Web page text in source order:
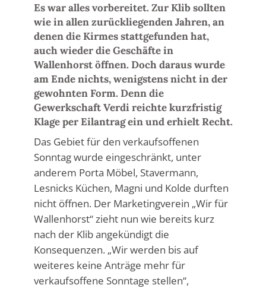
Es war alles vorbereitet. Zur Klib sollten
wie in allen zurückliegenden Jahren, an
denen die Kirmes stattgefunden hat,
auch wieder die Geschäfte in
Wallenhorst öffnen. Doch daraus wurde
am Ende nichts, wenigstens nicht in der
gewohnten Form. Denn die
Gewerkschaft Verdi reichte kurzfristig
Klage per Eilantrag ein und erhielt Recht.
Das Gebiet für den verkaufsoffenen
Sonntag wurde eingeschränkt, unter
anderem Porta Möbel, Stavermann,
Lesnicks Küchen, Magni und Kolde durften
nicht öffnen. Der Marketingverein „Wir für
Wallenhorst“ zieht nun wie bereits kurz
nach der Klib angekündigt die
Konsequenzen. „Wir werden bis auf
weiteres keine Anträge mehr für
verkaufsoffene Sonntage stellen“,